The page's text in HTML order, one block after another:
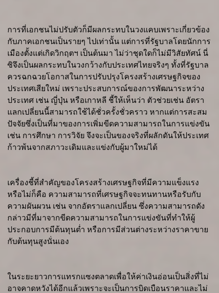
การที่เอกชนไม่ปรับตัวก็มีผลกระทบในวงแคบเพราะเกี่ยวข้อง
กับภาคเอกชนเป็นรายๆ ไปเท่านั้น แต่การที่รัฐบาลโดยนักการ
เมืองตั้งแต่เกิดวิกฤตฯ เป็นต้นมา ไม่ว่าชุดใดก็ไม่มีวิสัยทัศน์ นี่
ซิจึงเป็นผลกระทบในวงกว้างกับประเทศไทยจริงๆ ทั้งที่รัฐบาล
ควรฉกฉวยโอกาสในการปรับปรุงโครงสร้างเศรษฐกิจของ
ประเทศเสียใหม่ เพราะประสบการณ์ของการพัฒนาระหว่าง
ประเทศ เช่น ญี่ปุ่น หรือเกาหลี ชี้ให้เห็นว่า ตัวช่วยเช่น อัตรา
แลกเปลี่ยนนี้สามารถใช้ได้ชั่วครั้งชั่วคราว หากแต่การสะสม
ปัจจัยซึ่งเป็นที่มาของการเพิ่มขีดความสามารถในการแข่งขัน
เช่น การศึกษา การวิจัย จึงจะเป็นของจริงที่ผลักดันให้ประเทศ
ก้าวพ้นจากสภาวะเดิมและแข่งกับผู้มาใหม่ได้
เครื่องชี้ที่สำคัญของโครงสร้างเศรษฐกิจที่มีความแข็งแรง
หรือไม่ก็คือ ความสามารถที่เศรษฐกิจจะทนทานหรือรับกับ
ความผันผวน เช่น จากอัตราแลกเปลี่ยน ซึ่งความสามารถดัง
กล่าวมีที่มาจากขีดความสามารถในการแข่งขันที่ทำให้ผู้
ประกอบการมีต้นทุนต่ำ หรือการมีส่วนต่างระหว่างราคาขาย
กับต้นทุนสูงนั่นเอง
ในระยะยาวการแทรกแซงตลาดเพื่อให้ค่าเงินอ่อนเป็นสิ่งที่ไม่
อาจคาดหวังได้อีกแล้วเพราะจะเป็นการบิดเบือนราคาและไม่